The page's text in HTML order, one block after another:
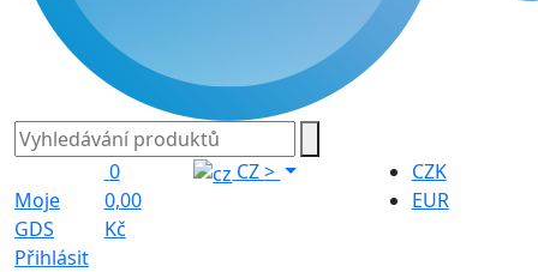
Moje
GDS
Přihlásit
0
0,00
Kč
CZ>
CZK
EUR